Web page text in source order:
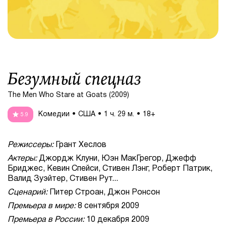
Безумный спецназ
The Men Who Stare at Goats (2009)
5.9 Комедии США 1 ч. 29 м. 18+
Режиссеры:Грант Хеслов
Актеры:Джордж Клуни, Юэн МакГрегор, Джефф
Бриджес, Кевин Спейси, Стивен Лэнг, Роберт Патрик,
Валид Зуэйтер, Стивен Рут...
Сценарий:Питер Строан, Джон Ронсон
Премьера в мире:8 сентября 2009
Премьера в России:10 декабря 2009